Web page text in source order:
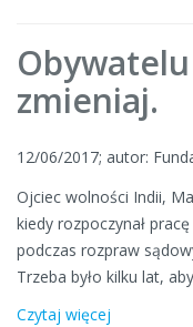
Obywatelu
zmieniaj.
12/06/2017; autor:
Ojciec wolności Indii,
kiedy rozpoczynał
podczas rozpraw
Trzeba było kilku lat,
Czytaj więcej